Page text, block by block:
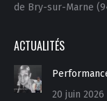
de Bry-sur-Marne
ACTUALITÉS
20 juin 2026